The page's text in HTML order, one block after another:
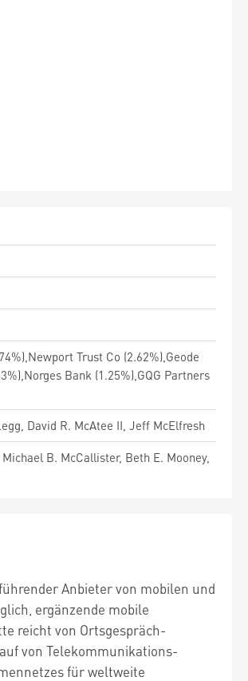
Trust Co (2.62%),Geode
Bank (1.25%),GQG Partners
David R. McAtee II, Jeff McElfresh
B. McCallister, Beth E. Mooney,
Anbieter von mobilen und
ergänzende mobile
reicht von Ortsgespräch-
von Telekommunikations-
für weltweite